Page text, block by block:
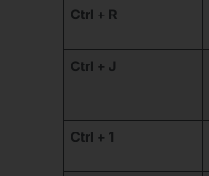
Ctrl + R
Ctrl + J
Ctrl + 1